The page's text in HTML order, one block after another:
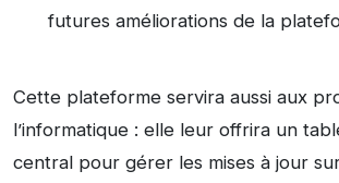
futures améliorations de la
Cette plateforme servira aussi aux
l’informatique : elle leur offrira un
central pour gérer les mises à jour